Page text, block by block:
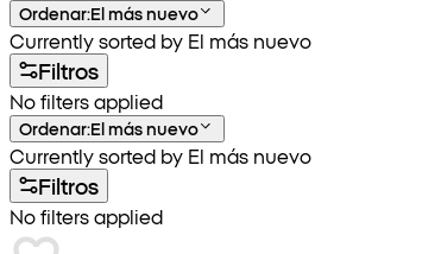
Ordenar:El más nuevo
Currently sorted by El más nuevo
Filtros
No filters applied
Ordenar:El más nuevo
Currently sorted by El más nuevo
Filtros
No filters applied